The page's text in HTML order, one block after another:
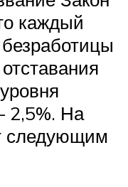
каждый
2,5%. На
следующим